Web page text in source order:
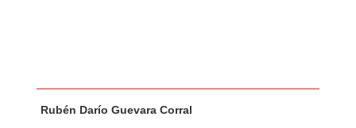
u
Rubén Darío Guevara Corral